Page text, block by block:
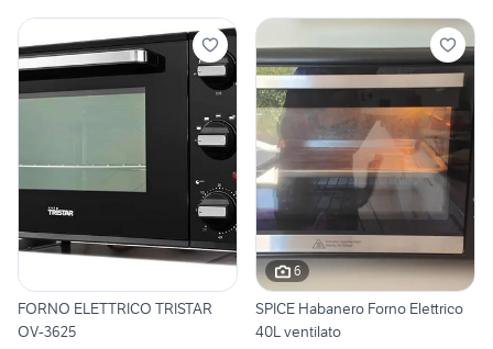
FORNO ELETTRICO TRISTAR
OV-3625
6
SPICE Habanero Forno Elettrico
40L ventilato